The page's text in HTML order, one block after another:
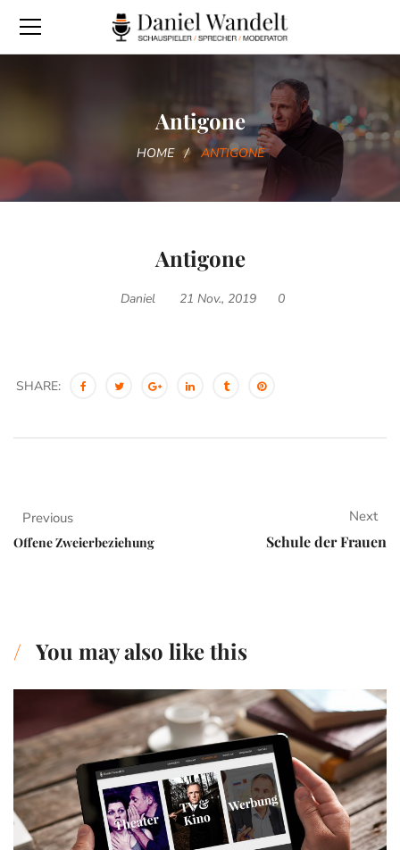
Antigone
HOME ANTIGONE
Antigone
Daniel 21 Nov., 2019 0
SHARE:
Previous
Offene Zweierbeziehung
Next
Schule der Frauen
You may also like this